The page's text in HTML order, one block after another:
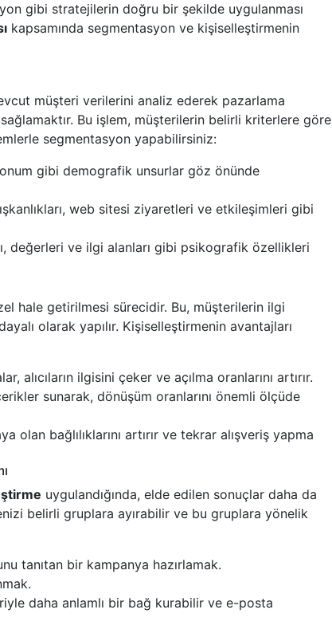
gibi stratejilerin doğru bir şekilde uygulanması
kapsamında segmentasyon ve kişiselleştirmenin
müşteri verilerini analiz ederek pazarlama
Bu işlem, müşterilerin belirli kriterlere göre
segmentasyon yapabilirsiniz:
gibi demografik unsurlar göz önünde
web sitesi ziyaretleri ve etkileşimleri gibi
değerleri ve ilgi alanları gibi psikografik özellikleri
hale getirilmesi sürecidir. Bu, müşterilerin ilgi
olarak yapılır. Kişiselleştirmenin avantajları
alıcıların ilgisini çeker ve açılma oranlarını artırır.
sunarak, dönüşüm oranlarını önemli ölçüde
olan bağlılıklarını artırır ve tekrar alışveriş yapma
uygulandığında, elde edilen sonuçlar daha da
belirli gruplara ayırabilir ve bu gruplara yönelik
tanıtan bir kampanya hazırlamak.
daha anlamlı bir bağ kurabilir ve e-posta